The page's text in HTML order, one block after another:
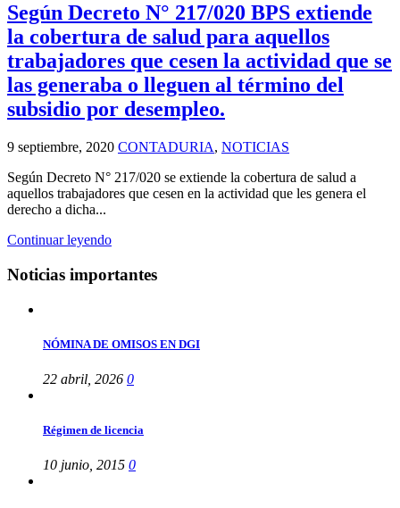
Según Decreto N° 217/020 BPS extiende
la cobertura de salud para aquellos
trabajadores que cesen la actividad que se
las generaba o lleguen al término del
subsidio por desempleo.
9 septiembre, 2020 CONTADURIA, NOTICIAS
Según Decreto N° 217/020 se extiende la cobertura de salud a
aquellos trabajadores que cesen en la actividad que les genera el
derecho a dicha...
Continuar leyendo
Noticias importantes
NÓMINA DE OMISOS EN DGI
22 abril, 2026 0
Régimen de licencia
10 junio, 2015 0